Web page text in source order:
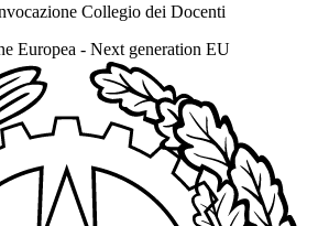
Collegio dei Docenti